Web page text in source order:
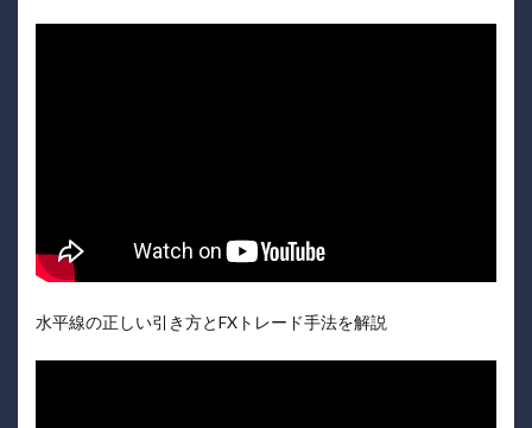
水平線の正しい引き方とFXトレード手法を解説